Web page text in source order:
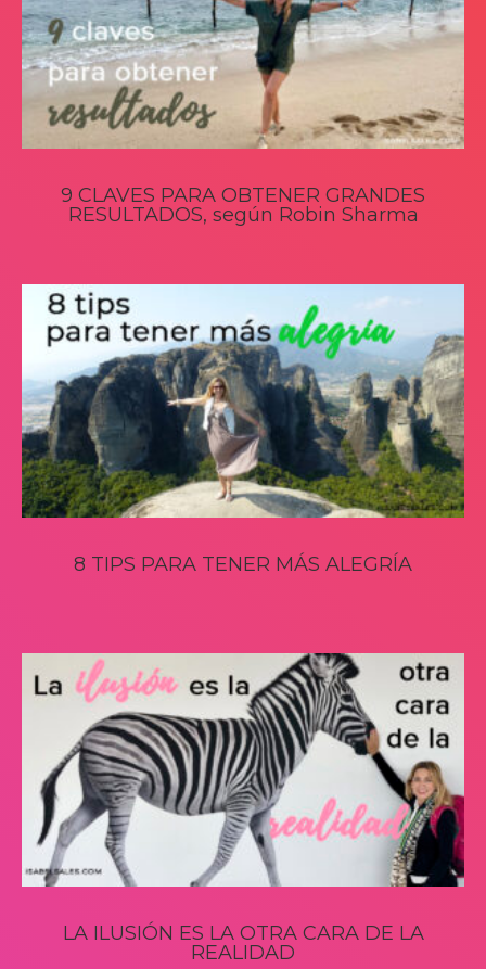
9 CLAVES PARA OBTENER GRANDES
RESULTADOS, según Robin Sharma
8 TIPS PARA TENER MÁS ALEGRÍA
LA ILUSIÓN ES LA OTRA CARA DE LA
REALIDAD